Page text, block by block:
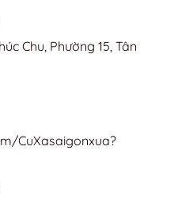
Chu, Phường 15, Tân
CuXasaigonxua?